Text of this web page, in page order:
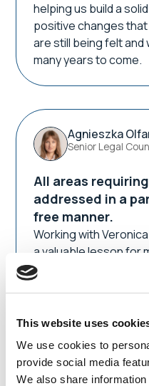
This website uses
We use cookies to
provide social media
We also share
helping us build a
positive changes that
are still being felt
many years to come.
Agnieszka
Senior Legal
All areas
addressed in a
free manner.
Working with
a valuable lesson for
handled complex and
strategically and
I found that her skills
give their all and
success.